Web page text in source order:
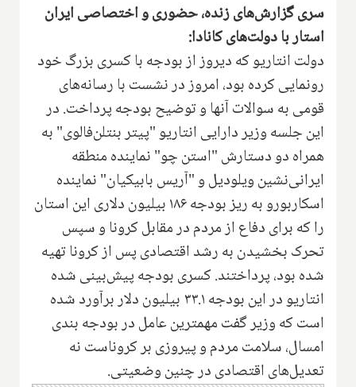
سری گزارش‌های زنده، حضوری و اختصاصی ایران
استار با دولت‌های کانادا:
دولت انتاریو که دیروز از بودجه با کسری بزرگ خود
رونمایی کرده بود، امروز در نشست با رسانه‌های
قومی به سوالات آنها و توضیح بودجه پرداخت. در
این جلسه وزیر دارایی انتاریو "پیتر بنتلن‌فالوی" به
همراه دو دستارش "استن چو" نماینده منطقه
ایرانی‌نشین ویلودیل و "آریس بابیکیان" نماینده
اسکاربورو به ریز بودجه ۱۸۶ بیلیون دلاری این استان
را که برای دفاع از مردم در مقابل کرونا و سپس
تحرک بخشیدن به رشد اقتصادی پس از کرونا تهیه
شده بود، پرداختند. کسری بودجه پیش‌بینی شده
انتاریو در این بودجه ۳۳.۱ بیلیون دلار برآورد شده
است که وزیر گفت مهمترین عامل در بودجه بندی
امسال، سلامت مردم و پیروزی بر کروناست نه
تعدیل‌های اقتصادی در چنین وضعیتی.